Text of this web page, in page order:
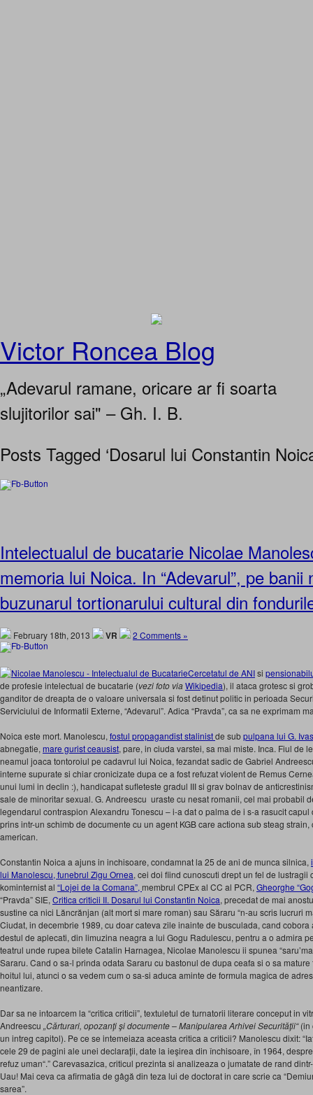
Victor Roncea Blog
„Adevarul ramane, oricare ar fi soarta
slujitorilor sai" – Gh. I. B.
Posts Tagged ‘Dosarul lui Constantin
Intelectualul de bucatarie Nicolae
memoria lui Noica. In “Adevarul”, pe
buzunarul tortionarului cultural din
February 18th, 2013 VR 2 Comments »
Cercetatul de ANIsi
de profesie intelectual de bucatarie (vezi foto viaWikipedia), il ataca grotesc si
ganditor de dreapta de o valoare universala si fost detinut politic in perioada
Serviciului de Informatii Externe, “Adevarul”. Adica “Pravda”, ca sa ne exprimam
Noica este mort. Manolescu, fostul propagandist stalinistde subpulpana lui G.
abnegatie, mare gurist ceausist, pare, in ciuda varstei, sa mai miste. Inca. Fiul de
neamul joaca tontoroiul pe cadavrul lui Noica, fezandat sadic de Gabriel
interne supurate si chiar cronicizate dupa ce a fost refuzat violent de Remus
unui lumi in declin :), handicapat sufleteste gradul III si grav bolnav de
sale de minoritar sexual. G. Andreescu uraste cu nesat romanii, cel mai probabil
legendarul contraspion Alexandru Tonescu – i-a dat o palma de i s-a rasucit
prins intr-un schimb de documente cu un agent KGB care actiona sub steag
american.
Constantin Noica a ajuns in inchisoare, condamnat la 25 de ani de munca silnica,
lui Manolescu, funebrul Zigu Ornea, cei doi fiind cunoscuti drept un fel de lustragii
kominternist al “Lojei de la Comana”, membrul CPEx al CC al PCR, Gheorghe
“Pravda” SIE, Critica criticii II. Dosarul lui Constantin Noica, precedat de mai
sustine ca nici Lăncrănjan (alt mort si mare roman) sau Săraru “n-au scris lucruri
Ciudat, in decembrie 1989, cu doar cateva zile inainte de busculada, cand
destul de aplecati, din limuzina neagra a lui Gogu Radulescu, pentru a o admira
teatrul unde rupea bilete Catalin Harnagea, Nicolae Manolescu ii spunea
Sararu. Cand o sa-l prinda odata Sararu cu bastonul de dupa ceafa si o sa
hoitul lui, atunci o sa vedem cum o sa-si aduca aminte de formula magica de
neantizare.
Dar sa ne intoarcem la “critica criticii”, textuletul de turnatorii literare conceput in
Andreescu „Cărturari, opozanţi şi documente –Manipularea Arhivei Securităţii“(in
un intreg capitol). Pe ce se intemeiaza aceasta critica a criticii? Manolescu dixit:
cele 29 de pagini ale unei declaraţii, date la ieşirea din închisoare, în 1964,
refuz uman“.” Carevasazica, criticul prezinta si analizeaza o jumatate de rand
Uau! Mai ceva ca afirmatia de gâgă din teza lui de doctorat in care scrie ca
sarea”.